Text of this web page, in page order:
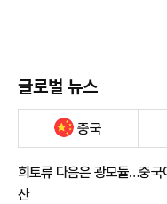
글로벌 뉴스
중국
희토류 다음은 광모듈…중국
산